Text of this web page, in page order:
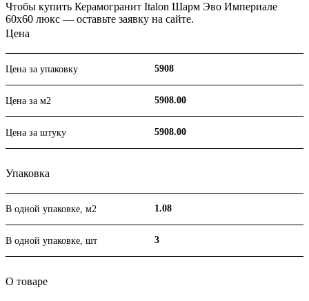
Чтобы купить Керамогранит Italon Шарм Эво Империале
60х60 люкс — оставьте заявку на сайте.
Цена
Цена за упаковку 5908
Цена за м2 5908.00
Цена за штуку 5908.00
Упаковка
В одной упаковке, м2 1.08
В одной упаковке, шт 3
О товаре